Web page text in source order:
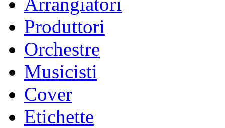
Produttori
Orchestre
Musicisti
Cover
Etichette